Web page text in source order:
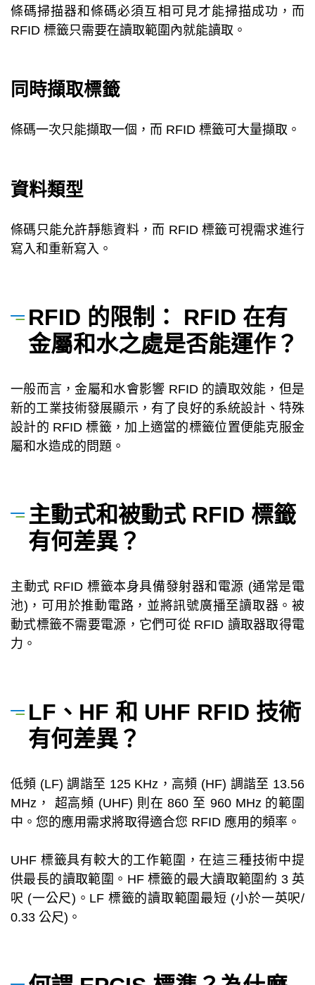
條碼掃描器和條碼必須互相可見才能掃描成功，而
RFID 標籤只需要在讀取範圍內就能讀取。
同時擷取標籤
條碼一次只能擷取一個，而 RFID 標籤可大量擷取。
資料類型
條碼只能允許靜態資料，而 RFID 標籤可視需求進行
寫入和重新寫入。
RFID 的限制： RFID 在有
金屬和水之處是否能運作？
一般而言，金屬和水會影響 RFID 的讀取效能，但是
新的工業技術發展顯示，有了良好的系統設計、特殊
設計的 RFID 標籤，加上適當的標籤位置便能克服金
屬和水造成的問題。
主動式和被動式 RFID 標籤
有何差異？
主動式 RFID 標籤本身具備發射器和電源 (通常是電
池)，可用於推動電路，並將訊號廣播至讀取器。被
動式標籤不需要電源，它們可從 RFID 讀取器取得電
力。
LF、HF 和 UHF RFID 技術
有何差異？
低頻 (LF) 調諧至 125 KHz，高頻 (HF) 調諧至 13.56
MHz， 超高頻 (UHF) 則在 860 至 960 MHz 的範圍
中。您的應用需求將取得適合您 RFID 應用的頻率。
UHF 標籤具有較大的工作範圍，在這三種技術中提
供最長的讀取範圍。HF 標籤的最大讀取範圍約 3 英
呎 (一公尺)。LF 標籤的讀取範圍最短 (小於一英呎/
0.33 公尺)。